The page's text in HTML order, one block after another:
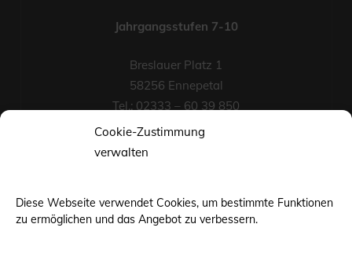
Cookie-Zustimmung
verwalten
Diese Webseite verwendet Cookies, um bestimmte Funktionen
zu ermöglichen und das Angebot zu verbessern.
Jahrgangsstufen 7-10
Breslauer Platz 1
58256 Ennepetal
Tel.: 02333 – 60 39 850
Fax-Nr.: 02333 – 60 39 852